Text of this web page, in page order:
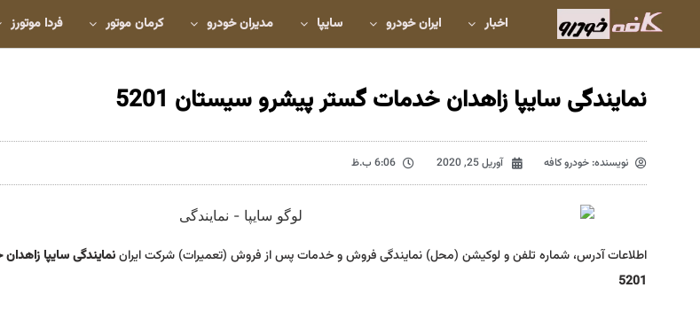
اخبار ایران خودرو سایپا مدیران خودرو کرمان موتور فردا موتورز
نمایندگی سایپا زاهدان خدمات گستر پیشرو سیستان 5201
نویسنده: خودرو کافه آوریل 25, 2020 6:06 ب.ظ
اطلاعات آدرس، شماره تلفن و لوکیشن (محل) نمایندگی فروش و خدمات پس از فروش (تعمیرات) شرکت ایراننمایندگی سایپا
5201